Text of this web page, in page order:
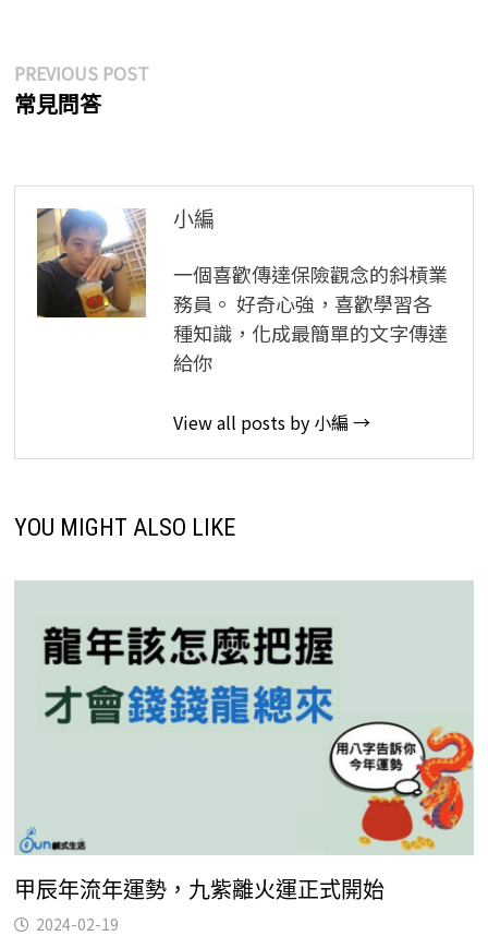
文
章
覽
PREVIOUS POSTPrevious
常見問答
小編
一個喜歡傳達保險觀念的斜槓業
務員。 好奇心強，喜歡學習各
種知識，化成最簡單的文字傳達
給你
View all posts by 小編 →
YOU MIGHT ALSO LIKE
甲辰年流年運勢，九紫離火運正式開始
2024-02-19